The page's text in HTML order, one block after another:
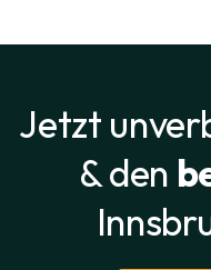
Jetzt
& den